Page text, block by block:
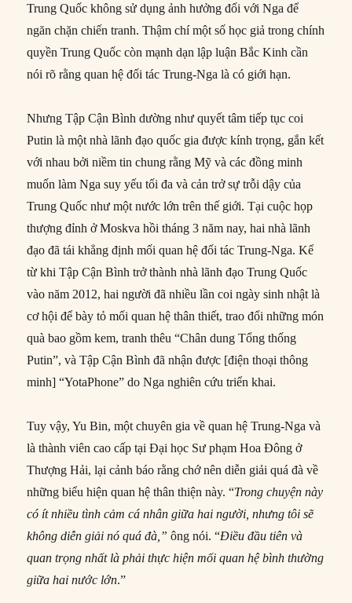
Trung Quốc không sử dụng ảnh hưởng đối với Nga để
ngăn chặn chiến tranh. Thậm chí một số học giả trong chính
quyền Trung Quốc còn mạnh dạn lập luận Bắc Kinh cần
nói rõ rằng quan hệ đối tác Trung-Nga là có giới hạn.
Nhưng Tập Cận Bình dường như quyết tâm tiếp tục coi
Putin là một nhà lãnh đạo quốc gia được kính trọng, gắn kết
với nhau bởi niềm tin chung rằng Mỹ và các đồng minh
muốn làm Nga suy yếu tối đa và cản trở sự trỗi dậy của
Trung Quốc như một nước lớn trên thế giới. Tại cuộc họp
thượng đỉnh ở Moskva hồi tháng 3 năm nay, hai nhà lãnh
đạo đã tái khẳng định mối quan hệ đối tác Trung-Nga. Kể
từ khi Tập Cận Bình trở thành nhà lãnh đạo Trung Quốc
vào năm 2012, hai người đã nhiều lần coi ngày sinh nhật là
cơ hội để bày tỏ mối quan hệ thân thiết, trao đổi những món
quà bao gồm kem, tranh thêu “Chân dung Tổng thống
Putin”, và Tập Cận Bình đã nhận được [điện thoại thông
minh] “YotaPhone” do Nga nghiên cứu triển khai.
Tuy vậy, Yu Bin, một chuyên gia về quan hệ Trung-Nga và
là thành viên cao cấp tại Đại học Sư phạm Hoa Đông ở
Thượng Hải, lại cảnh báo rằng chớ nên diễn giải quá đà về
những biểu hiện quan hệ thân thiện này. “Trong chuyện này
có ít nhiều tình cảm cá nhân giữa hai người, nhưng tôi sẽ
không diễn giải nó quá đà,” ông nói. “Điều đầu tiên và
quan trọng nhất là phảithực hiện mối quan hệ bình thường
giữa hai nước lớn.”